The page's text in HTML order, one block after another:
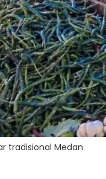
tradisional Medan.